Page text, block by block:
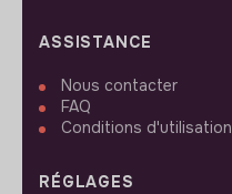
ASSISTANCE
Nous contacter
FAQ
Conditions d'utilisation
RÉGLAGES